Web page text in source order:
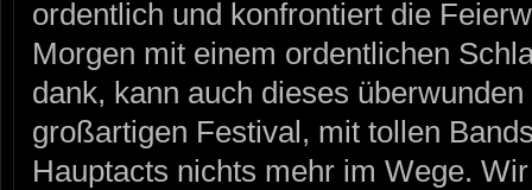
ordentlich und konfrontiert die
Morgen mit einem ordentlichen
dank, kann auch dieses
großartigen Festival, mit tollen
Hauptacts nichts mehr im Wege.